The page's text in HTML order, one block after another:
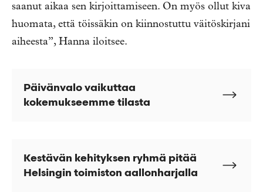
saanut aikaa sen kirjoittamiseen. On myös ollut kiva
huomata, että töissäkin on kiinnostuttu väitöskirjani
aiheesta”, Hanna iloitsee.
Päivänvalo vaikuttaa
kokemukseemme tilasta
Kestävän kehityksen ryhmä pitää
Helsingin toimiston aallonharjalla